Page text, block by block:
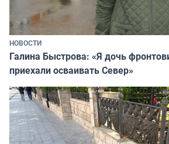
НОВОСТИ
Галина Быстрова: «Я дочь
приехали осваивать Север»